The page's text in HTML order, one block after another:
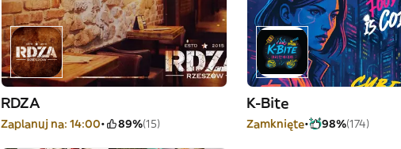
RDZA
Zaplanuj na: 14:00 89%(15)
K-Bite
Zamknięte 98%(174)